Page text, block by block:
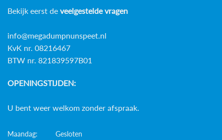
Bekijk eerst de veelgestelde vragen
info@megadumpnunspeet.nl
KvK nr. 08216467
BTW nr. 821839597B01
OPENINGSTIJDEN:
U bent weer welkom zonder afspraak.
Maandag:
Gesloten